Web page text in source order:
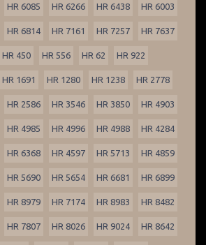
HR 6085 HR 6266 HR 6438 HR 6003
HR 6814 HR 7161 HR 7257 HR 7637
HR 450 HR 556 HR 62 HR 922
HR 1691 HR 1280 HR 1238 HR 2778
HR 2586 HR 3546 HR 3850 HR 4903
HR 4985 HR 4996 HR 4988 HR 4284
HR 6368 HR 4597 HR 5713 HR 4859
HR 5690 HR 5654 HR 6681 HR 6899
HR 8979 HR 7174 HR 8983 HR 8482
HR 7807 HR 8026 HR 9024 HR 8642